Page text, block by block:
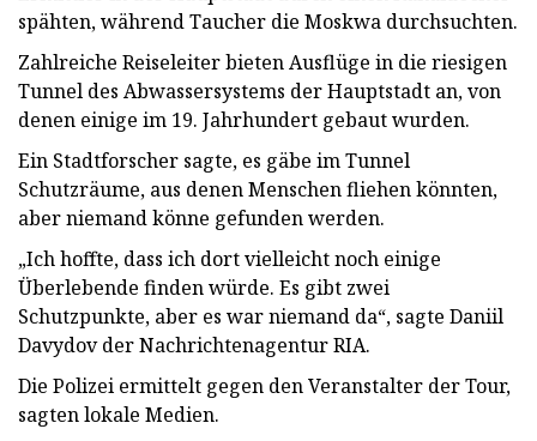
spähten, während Taucher die Moskwa durchsuchten.
Zahlreiche Reiseleiter bieten Ausflüge in die riesigen
Tunnel des Abwassersystems der Hauptstadt an, von
denen einige im 19. Jahrhundert gebaut wurden.
Ein Stadtforscher sagte, es gäbe im Tunnel
Schutzräume, aus denen Menschen fliehen könnten,
aber niemand könne gefunden werden.
„Ich hoffte, dass ich dort vielleicht noch einige
Überlebende finden würde. Es gibt zwei
Schutzpunkte, aber es war niemand da“, sagte Daniil
Davydov der Nachrichtenagentur RIA.
Die Polizei ermittelt gegen den Veranstalter der Tour,
sagten lokale Medien.